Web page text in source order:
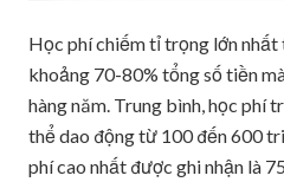
Học phí chiếm tỉ trọng lớn nhất
khoảng 70-80% tổng số tiền
hàng năm. Trung bình, học phí
thể dao động từ 100 đến 600
phí cao nhất được ghi nhận là